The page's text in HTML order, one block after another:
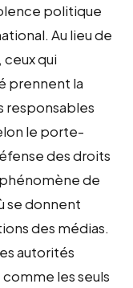
politique
Au lieu de
qui
prennent la
responsables
le porte-
des droits
de
se donnent
des médias.
autorités
les seuls